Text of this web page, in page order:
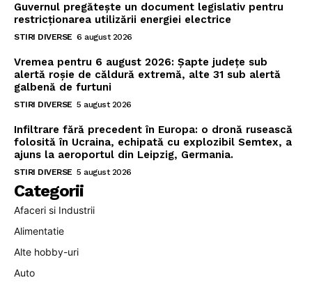
Guvernul pregătește un document legislativ pentru
restricționarea utilizării energiei electrice
STIRI DIVERSE 6 august 2026
Vremea pentru 6 august 2026: Șapte județe sub
alertă roșie de căldură extremă, alte 31 sub alertă
galbenă de furtuni
STIRI DIVERSE 5 august 2026
Infiltrare fără precedent în Europa: o dronă rusească
folosită în Ucraina, echipată cu explozibil Semtex, a
ajuns la aeroportul din Leipzig, Germania.
STIRI DIVERSE 5 august 2026
Categorii
Afaceri si Industrii
Alimentatie
Alte hobby-uri
Auto